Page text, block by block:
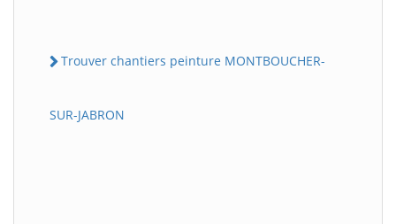
Trouver chantiers peinture MONTBOUCHER-
SUR-JABRON